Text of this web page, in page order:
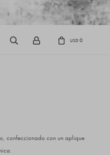
USD0
confeccionado con un aplique